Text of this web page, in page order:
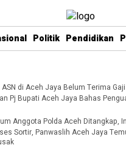
Politik Pendidikan
di Aceh Jaya Belum Terima Gaji
Pj Bupati Aceh Jaya Bahas
Anggota Polda Aceh Ditangkap,
Sortir, Panwaslih Aceh Jaya